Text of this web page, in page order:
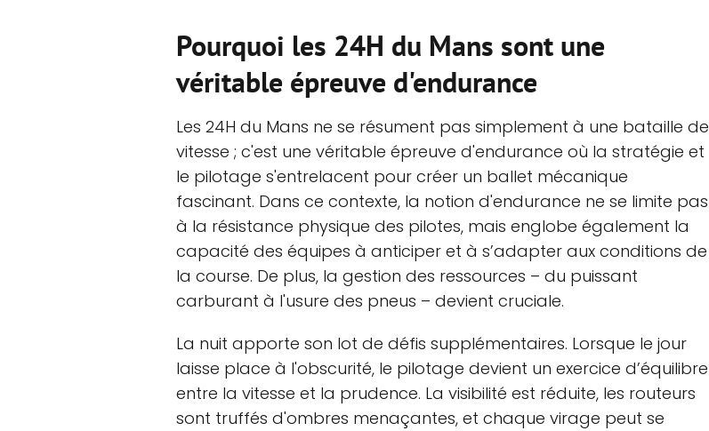
Pourquoi les 24H du Mans sont une
véritable épreuve d'endurance
Les 24H du Mans ne se résument pas simplement à une bataille de
vitesse ; c'est une véritable épreuve d'endurance où la stratégie et
le pilotage s'entrelacent pour créer un ballet mécanique
fascinant. Dans ce contexte, la notion d'endurance ne se limite pas
à la résistance physique des pilotes, mais englobe également la
capacité des équipes à anticiper et à s’adapter aux conditions de
la course. De plus, la gestion des ressources – du puissant
carburant à l'usure des pneus – devient cruciale.
La nuit apporte son lot de défis supplémentaires. Lorsque le jour
laisse place à l'obscurité, le pilotage devient un exercice d’équilibre
entre la vitesse et la prudence. La visibilité est réduite, les routeurs
sont truffés d'ombres menaçantes, et chaque virage peut se